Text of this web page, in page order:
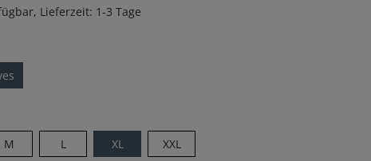
Lieferzeit: 1-3 Tage
M L XL XXL